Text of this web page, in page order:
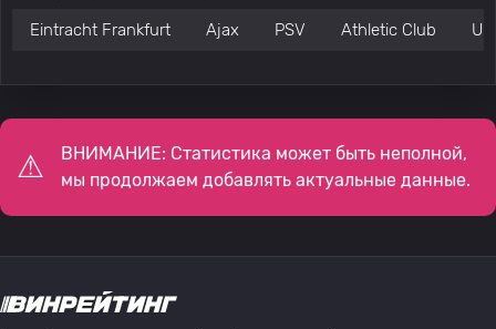
Eintracht Frankfurt Ajax PSV Athletic Club
ВНИМАНИЕ: Статистика может быть неполной,
мы продолжаем добавлять актуальные данные.